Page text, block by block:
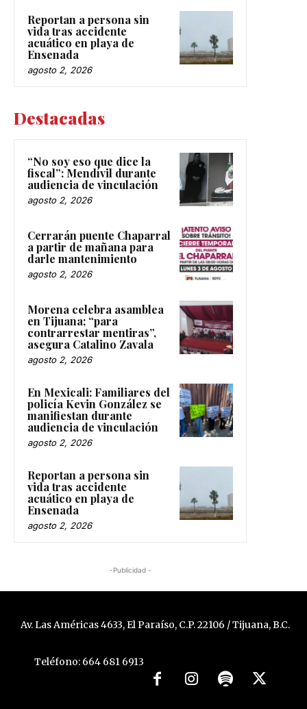
Reportan a persona sin
vida tras accidente
acuático en playa de
Ensenada
agosto 2, 2026
Destacadas
“No soy eso que dice la
fiscal”: Mendívil durante
audiencia de vinculación
agosto 2, 2026
Cerrarán puente Chaparral
a partir de mañana para
darle mantenimiento
agosto 2, 2026
Morena celebra asamblea
en Tijuana; “para
contrarrestar mentiras”,
asegura Catalino Zavala
agosto 2, 2026
En Mexicali: Familiares del
policía Kevin González se
manifiestan durante
audiencia de vinculación
agosto 2, 2026
Reportan a persona sin
vida tras accidente
acuático en playa de
Ensenada
agosto 2, 2026
-Publicidad -
Av. Las Américas 4633, El Paraíso, C.P. 22106 / Tijuana, B.C.
Teléfono: 664 681 6913